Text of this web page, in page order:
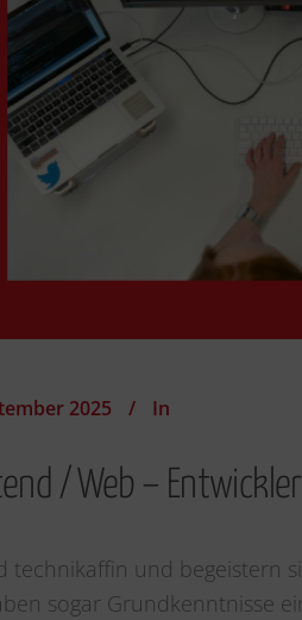
2025 In
/ Web –
technikaffin und begeistern
sogar Grundkenntnisse